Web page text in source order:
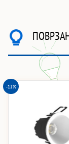
-12%